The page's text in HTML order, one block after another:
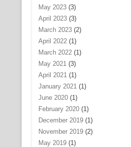
May 2023(3)
April 2023(3)
March 2023(2)
April 2022(1)
March 2022(1)
May 2021 (3)
April 2021 (1)
January 2021 (1)
June 2020(1)
February 2020(1)
December 2019(1)
November 2019(2)
May 2019(1)